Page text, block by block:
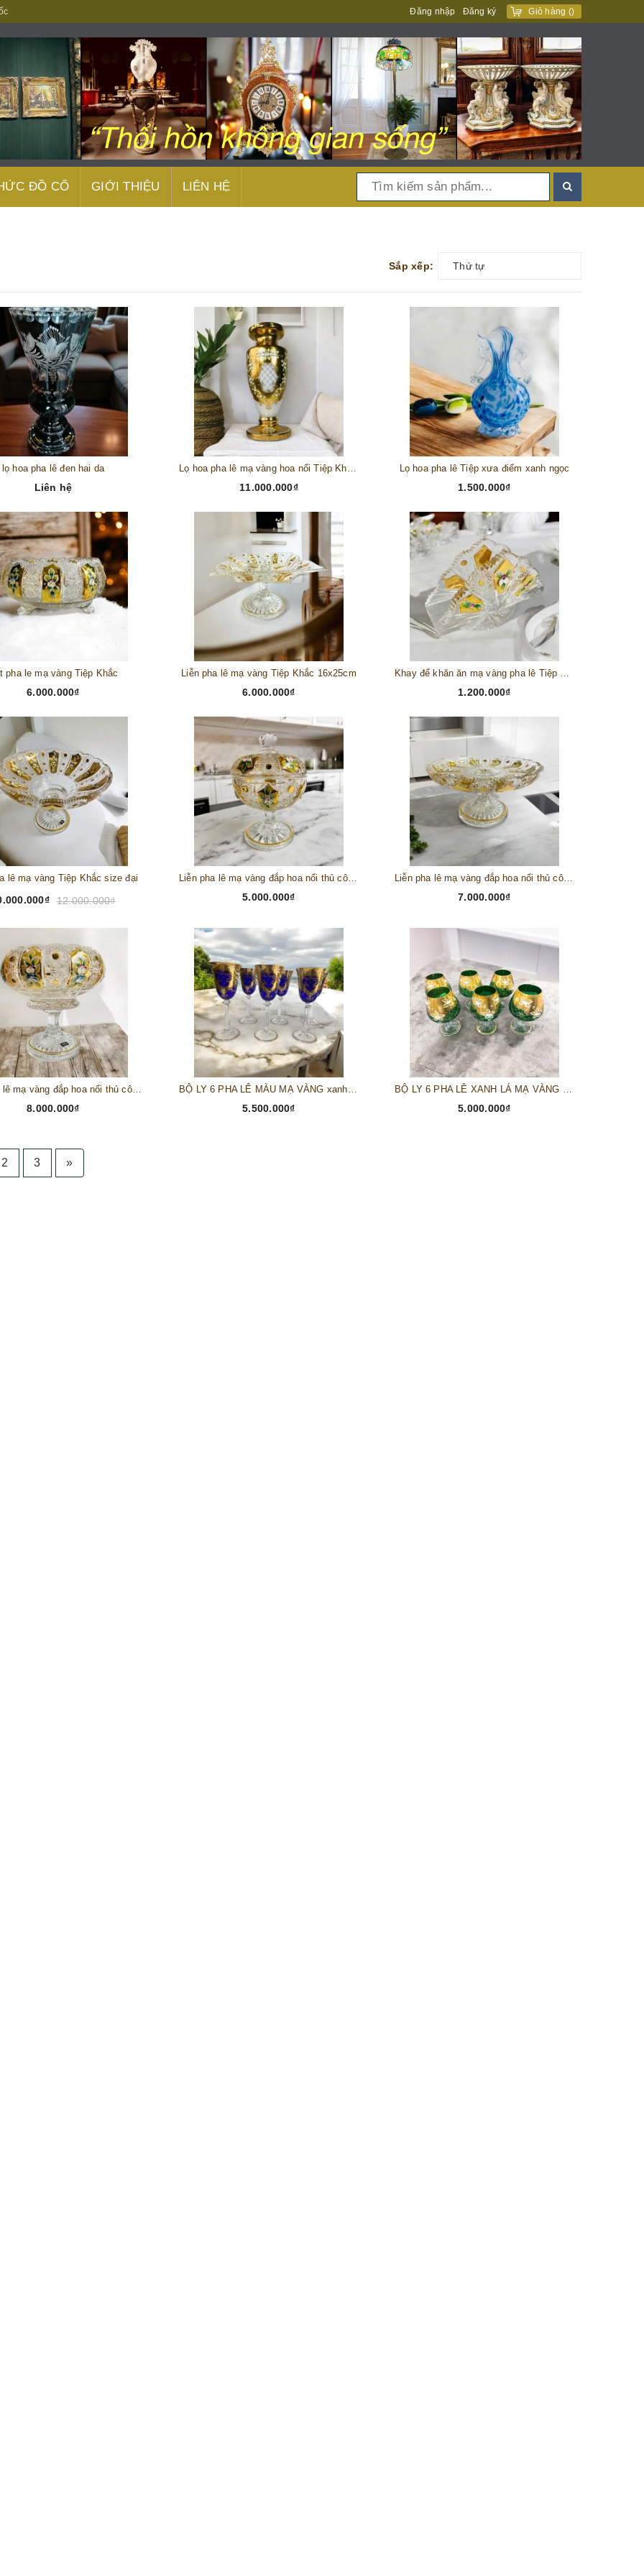
Đăng nhập Đăng ký Giỏ hàng ()
ĐỒ CỔ GIỚI THIỆU LIÊN HỆ
Sắp xếp: Thứ tự
lọ hoa pha lê đen hai da
Liên hệ 11.000.000₫
Lọ hoa pha lê Tiệp xưa điểm xanh ngọc
1.500.000₫
pha le mạ vàng Tiệp Khắc
6.000.000₫
Liễn pha lê mạ vàng Tiệp Khắc 16x25cm
6.000.000₫ 1.200.000₫
lê mạ vàng Tiệp Khắc size đại
12.000.000₫
Liễn pha lê mạ vàng đắp hoa nổi thủ công có nắp đậy 23x16 cm (PVN907)
5.000.000₫
Liễn pha lê mạ vàng đắp hoa nổi thủ công 30 x 15 cm (PVN906)
7.000.000₫
Liễn pha lê mạ vàng đắp hoa nổi thủ công 24,5 x 26 cm (PVN905)
8.000.000₫ 5.500.000₫ 5.000.000₫
2 3 »